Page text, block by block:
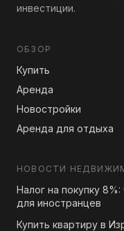
инвестиции.
ОБЗОР
Купить
Аренда
Новостройки
Аренда для отдыха
НОВОСТИ
Налог на покупку
для иностранцев
Купить квартиру в